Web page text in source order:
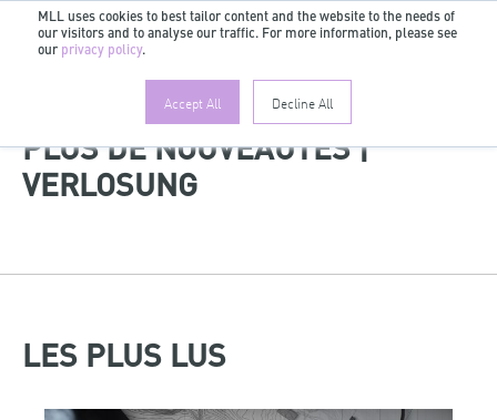
MLL uses cookies to best tailor content and the website to the needs of
our visitors and to analyse our traffic. For more information, please see
our privacy policy.
Accept All Decline All
FR
PLUS DE NOUVEAUTÉS |
VERLOSUNG
LES PLUS LUS